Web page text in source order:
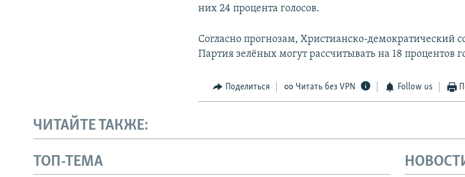
них 24 процента голосов.
Согласно прогнозам, Христианско-демократический
Партия зелёных могут рассчитывать на 18 процентов
Поделиться Читать без VPN Follow us
ЧИТАЙТЕ ТАКЖЕ:
ТОП-ТЕМА